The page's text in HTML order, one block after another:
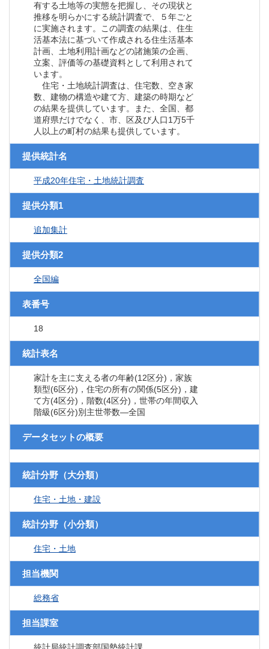
有する土地等の実態を把握し、その現状と
推移を明らかにする統計調査で、５年ごと
に実施されます。この調査の結果は、住生
活基本法に基づいて作成される住生活基本
計画、土地利用計画などの諸施策の企画、
立案、評価等の基礎資料として利用されて
います。
住宅・土地統計調査は、住宅数、空き家
数、建物の構造や建て方、建築の時期など
の結果を提供しています。また、全国、都
道府県だけでなく、市、区及び人口1万5千
人以上の町村の結果も提供しています。
提供統計名
平成20年住宅・土地統計調査
提供分類1
追加集計
提供分類2
全国編
表番号
18
統計表名
家計を主に支える者の年齢(12区分)，家族
類型(6区分)，住宅の所有の関係(5区分)，建
て方(4区分)，階数(4区分)，世帯の年間収入
階級(6区分)別主世帯数―全国
データセットの概要
統計分野（大分類）
住宅・土地・建設
統計分野（小分類）
住宅・土地
担当機関
総務省
担当課室